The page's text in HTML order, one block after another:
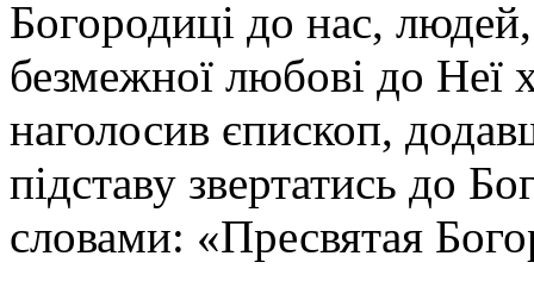
Богородиці до нас,
безмежної любові до Неї
наголосив єпископ,
підставу звертатись до
словами: «Пресвятая